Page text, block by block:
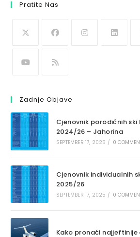
Pratite Nas
Zadnje Objave
Cjenovnik porodičnih
2024/26 – Jahorina
SEPTEMBER 17, 2025 / 0
Cjenovnik individualnih
2025/26
SEPTEMBER 17, 2025 / 0
Kako pronaći najjeftinije